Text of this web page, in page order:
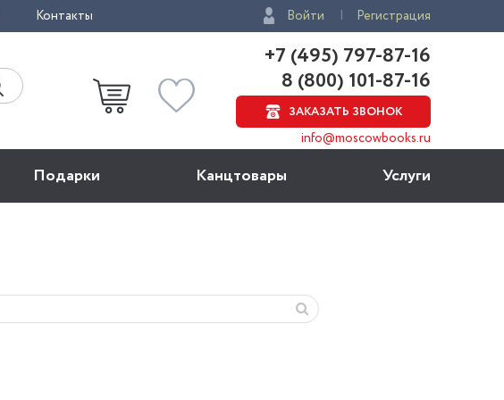
Контакты Войти Регистрация
+7 (495) 797-87-16
8 (800) 101-87-16
ЗАКАЗАТЬ ЗВОНОК
info@moscowbooks.ru
Подарки Канцтовары Услуги